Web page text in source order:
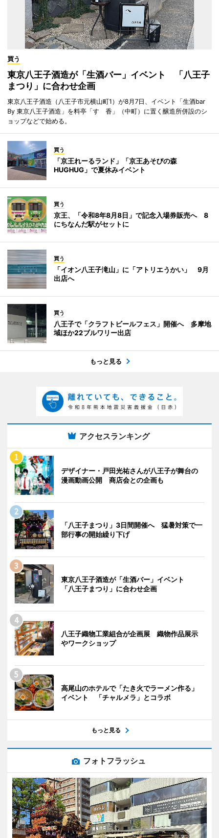
買う
東京八王子酒造が「生酒バー」イベント 「八王子
まつり」に合わせ企画
東京八王子酒造（八王子市元横山町1）が8月7日、イベント「生酒bar
By 東京八王子酒造」を料亭「すゞ香」（中町）に置く醸造所併設のシ
ョップなどで始める。
買う
「京王れーるランド」「京王あそびの森
HUGHUG」で夏休みイベント
買う
京王、「令和8年8月8日」で記念入場券販売へ 8
にちなんだ駅がセットに
買う
「イオン八王子滝山」に「アトリエうかい」 9月
出店へ
買う
八王子で「クラフトビールフェス」開催へ 多摩地
域ほか22ブルワリー出店
もっと見る
アクセスランキング
デザイナー・戸田光祐さんが八王子が舞台の
漫画動画公開 商店会との企画も
「八王子まつり」3日間開催へ 猛暑対策で一
部行事の開始繰り下げ
東京八王子酒造が「生酒バー」イベント
「八王子まつり」に合わせ企画
八王子織物工業組合が企画展 織物作品展示
やワークショップ
高尾山のホテルで「たき火でラーメン作る」
イベント 「チャルメラ」とコラボ
もっと見る
フォトフラッシュ